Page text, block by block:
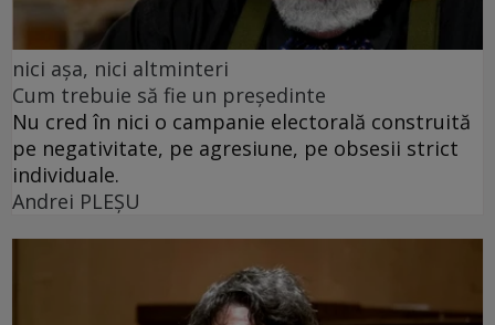
nici așa, nici altminteri
Cum trebuie să fie un președinte
Nu cred în nici o campanie electorală construită
pe negativitate, pe agresiune, pe obsesii strict
individuale.
Andrei PLEŞU